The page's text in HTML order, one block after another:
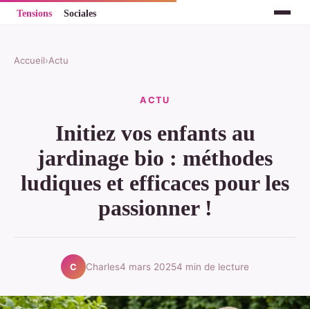
Accueil›Actu
ACTU
Initiez vos enfants au
jardinage bio : méthodes
ludiques et efficaces pour les
passionner !
C Charles4 mars 20254 min de lecture